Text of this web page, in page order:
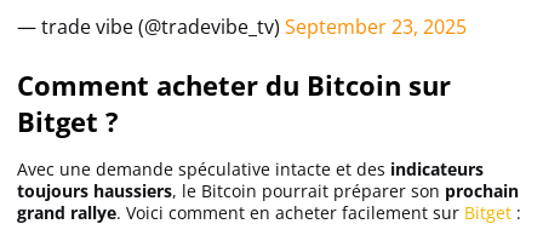
— trade vibe (@tradevibe_tv) September 23, 2025
Comment acheter du Bitcoin sur
Bitget ?
Avec une demande spéculative intacte et des indicateurs
toujours haussiers, le Bitcoin pourrait préparer son prochain
grand rallye. Voici comment en acheter facilement sur Bitget :